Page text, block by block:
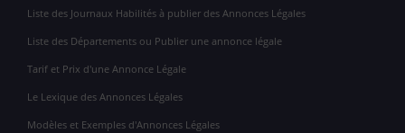
Liste des Journaux Habilités à publier des Annonces Légales
Liste des Départements ou Publier une annonce légale
Tarif et Prix d'une Annonce Légale
Le Lexique des Annonces Légales
Modèles et Exemples d'Annonces Légales